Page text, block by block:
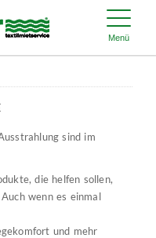
sind im
die helfen sollen,
wenn es einmal
und mehr
Menü